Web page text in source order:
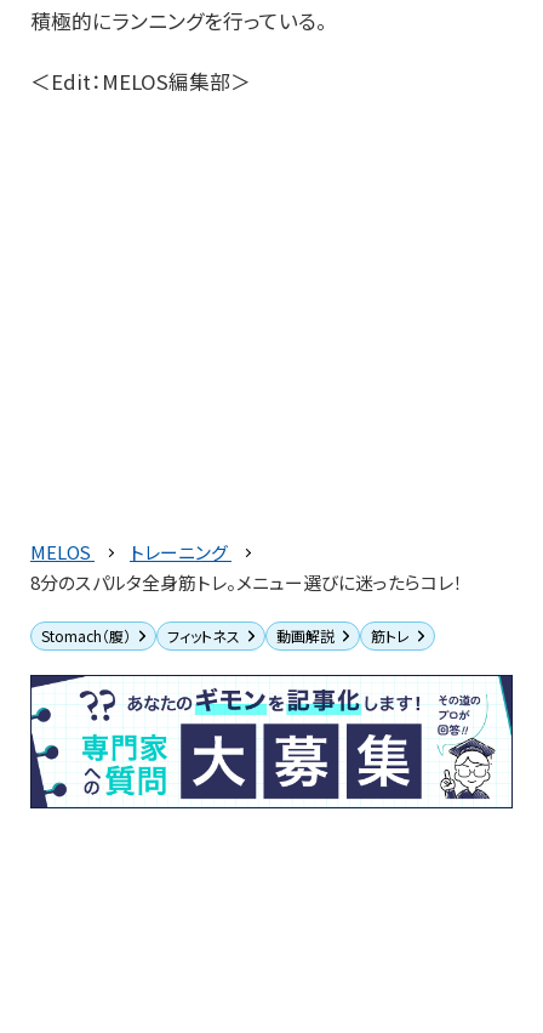
積極的にランニングを行っている。
＜Edit：MELOS編集部＞
MELOS
トレーニング
8分のスパルタ全身筋トレ。メニュー選びに迷ったらコレ！
Stomach（腹） フィットネス 動画解説 筋トレ